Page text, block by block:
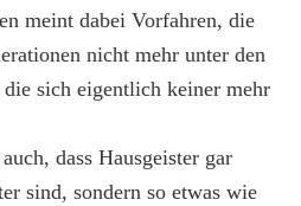
meint dabei Vorfahren, die
nicht mehr unter den
sich eigentlich keiner mehr
dass Hausgeister gar
sind, sondern so etwas wie